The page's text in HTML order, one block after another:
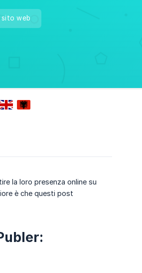
sito web
la loro presenza online su
è che questi post